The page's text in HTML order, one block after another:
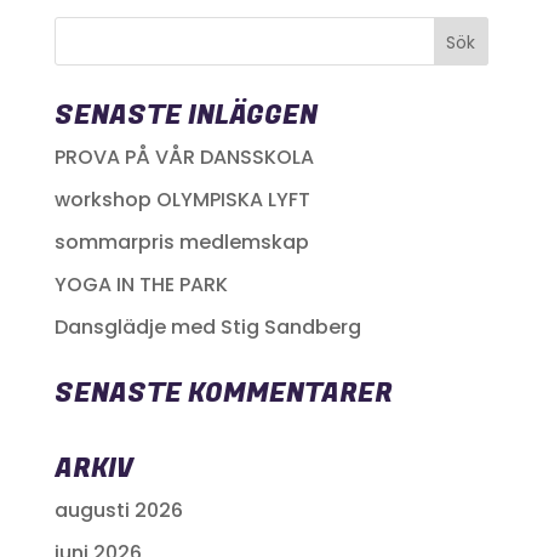
SENASTE INLÄGGEN
PROVA PÅ VÅR DANSSKOLA
workshop OLYMPISKA LYFT
sommarpris medlemskap
YOGA IN THE PARK
Dansglädje med Stig Sandberg
SENASTE KOMMENTARER
ARKIV
augusti 2026